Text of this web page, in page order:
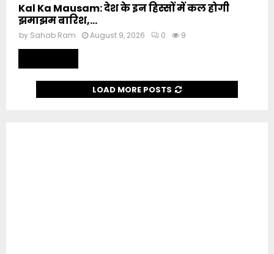
Kal Ka Mausam: देश के इन हिस्सों में कल होगी
झमाझम बारिश,...
by Sahab Ram August 9, 2026 0 9
LOAD MORE POSTS